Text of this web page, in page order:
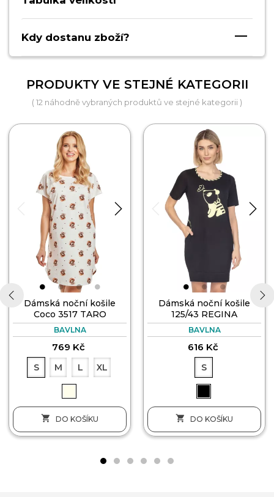
Kdy dostanu zboží?
PRODUKTY VE STEJNÉ KATEGORII
( 12 náhodně vybraných produktů ve stejné kategorii )
Dámská noční košile
Coco 3517 TARO
BAVLNA
769 Kč
S M L XL
 DO KOŠÍKU
Dámská noční košile
125/43 REGINA
BAVLNA
616 Kč
S
 DO KOŠÍKU